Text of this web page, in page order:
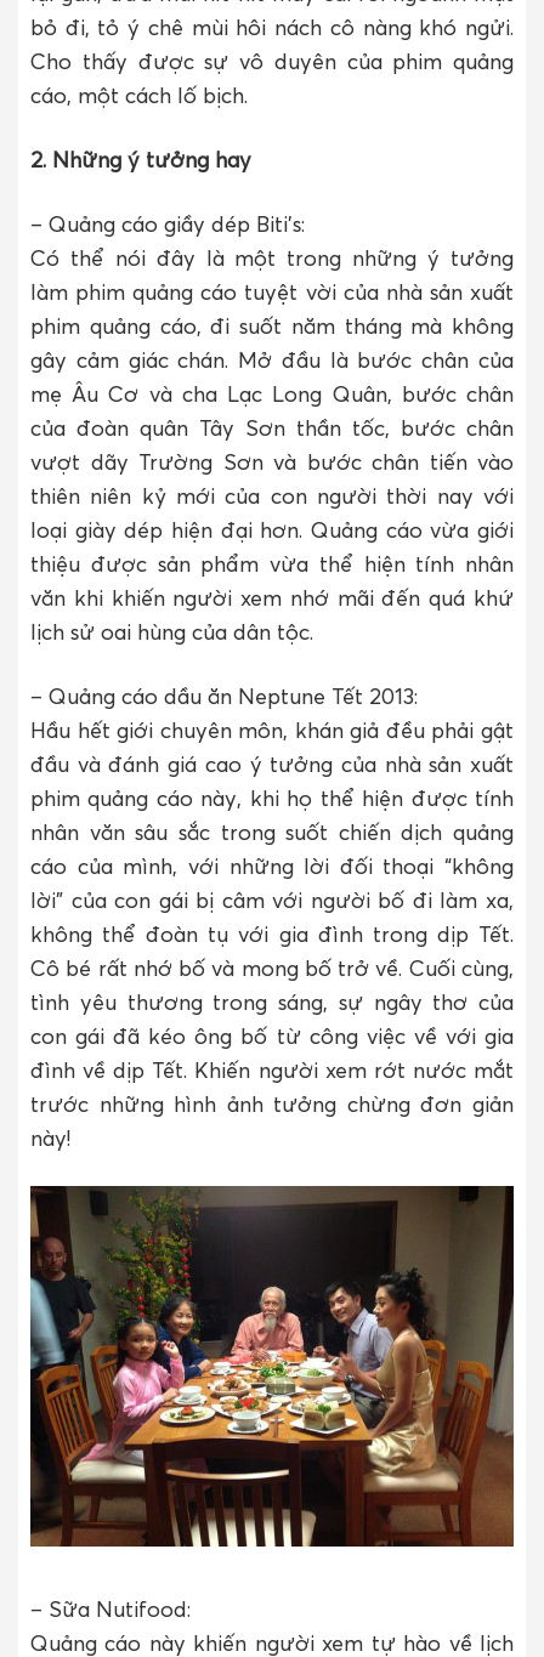
bỏ đi, tỏ ý chê mùi hôi nách cô nàng khó ngửi.
Cho thấy được sự vô duyên của phim quảng
cáo, một cách lố bịch.
2. Những ý tưởng hay
– Quảng cáo giầy dép Biti’s:
Có thể nói đây là một trong những ý tưởng
làm phim quảng cáo tuyệt vời của nhà sản xuất
phim quảng cáo, đi suốt năm tháng mà không
gây cảm giác chán. Mở đầu là bước chân của
mẹ Âu Cơ và cha Lạc Long Quân, bước chân
của đoàn quân Tây Sơn thần tốc, bước chân
vượt dãy Trường Sơn và bước chân tiến vào
thiên niên kỷ mới của con người thời nay với
loại giày dép hiện đại hơn. Quảng cáo vừa giới
thiệu được sản phẩm vừa thể hiện tính nhân
văn khi khiến người xem nhớ mãi đến quá khứ
lịch sử oai hùng của dân tộc.
– Quảng cáo dầu ăn Neptune Tết 2013:
Hầu hết giới chuyên môn, khán giả đều phải gật
đầu và đánh giá cao ý tưởng của nhà sản xuất
phim quảng cáo này, khi họ thể hiện được tính
nhân văn sâu sắc trong suốt chiến dịch quảng
cáo của mình, với những lời đối thoại “không
lời” của con gái bị câm với người bố đi làm xa,
không thể đoàn tụ với gia đình trong dịp Tết.
Cô bé rất nhớ bố và mong bố trở về. Cuối cùng,
tình yêu thương trong sáng, sự ngây thơ của
con gái đã kéo ông bố từ công việc về với gia
đình về dịp Tết. Khiến người xem rớt nước mắt
trước những hình ảnh tưởng chừng đơn giản
này!
– Sữa Nutifood:
Quảng cáo này khiến người xem tự hào về lịch